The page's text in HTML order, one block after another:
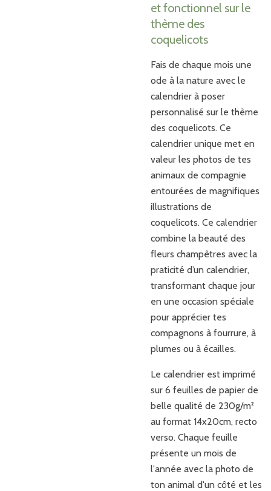
et fonctionnel sur le
thème des
coquelicots
Fais de chaque mois une
ode à la nature avec le
calendrier à poser
personnalisé sur le thème
des coquelicots. Ce
calendrier unique met en
valeur les photos de tes
animaux de compagnie
entourées de magnifiques
illustrations de
coquelicots. Ce calendrier
combine la beauté des
fleurs champêtres avec la
praticité d’un calendrier,
transformant chaque jour
en une occasion spéciale
pour apprécier tes
compagnons à fourrure, à
plumes ou à écailles.
Le calendrier est imprimé
sur 6 feuilles de papier de
belle qualité de 230g/m²
au format 14x20cm, recto
verso. Chaque feuille
présente un mois de
l'année avec la photo de
ton animal d'un côté et les